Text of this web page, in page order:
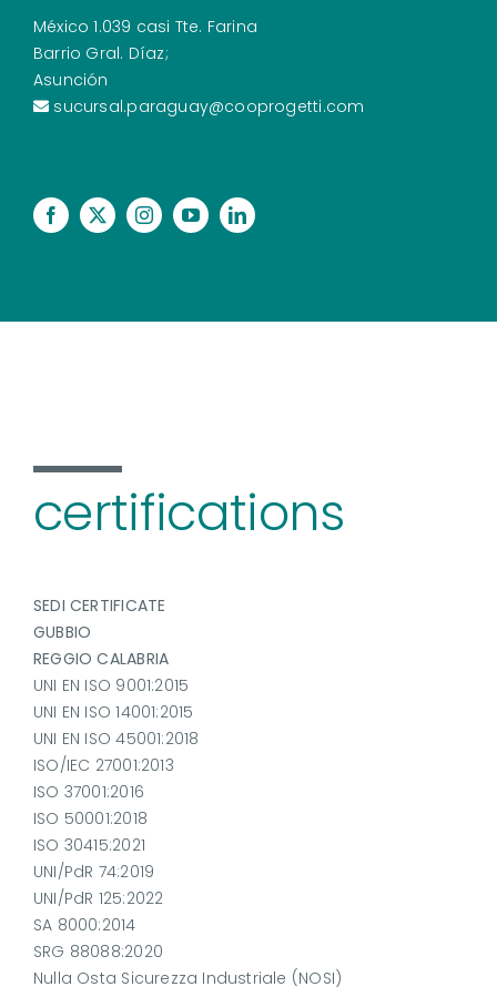
México 1.039 casi Tte. Farina
Barrio Gral. Díaz;
Asunción
sucursal.paraguay@cooprogetti.com
certifications
SEDI CERTIFICATE
GUBBIO
REGGIO CALABRIA
UNI EN ISO 9001:2015
UNI EN ISO 14001:2015
UNI EN ISO 45001:2018
ISO/IEC 27001:2013
ISO 37001:2016
ISO 50001:2018
ISO 30415:2021
UNI/PdR 74:2019
UNI/PdR 125:2022
SA 8000:2014
SRG 88088:2020
Nulla Osta Sicurezza Industriale (NOSI)